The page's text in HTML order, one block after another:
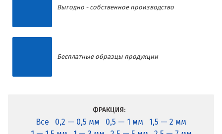
Выгодно - собственное производство
Бесплатные образцы продукции
ФРАКЦИЯ:
Все 0,2 — 0,5 мм 0,5 — 1 мм
1,5 — 2 мм